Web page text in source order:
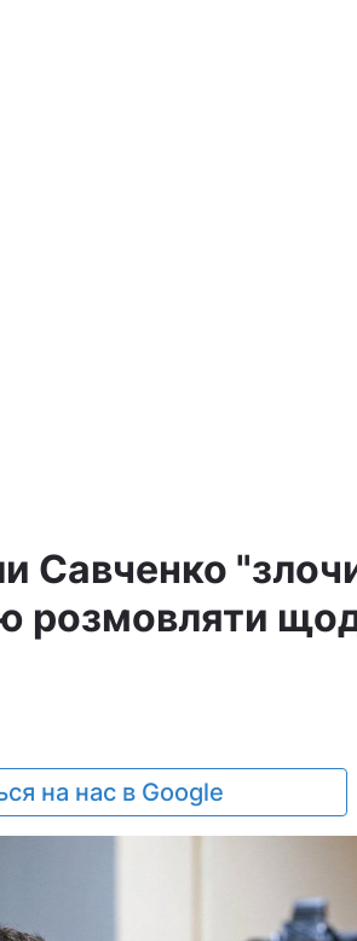
Савченко
розмовляти
на нас в Google